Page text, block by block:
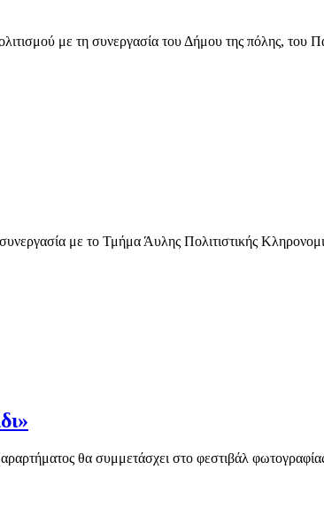
με τη συνεργασία του Δήμου της πόλης, του
με το Τμήμα Άυλης Πολιτιστικής
θα συμμετάσχει στο φεστιβάλ